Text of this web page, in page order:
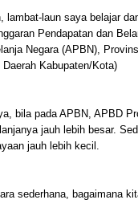
lambat-laun saya belajar
Pendapatan dan
Negara (APBN),
Kabupaten/Kota)
bila pada APBN, APBD
jauh lebih besar.
jauh lebih kecil.
sederhana, bagaimana